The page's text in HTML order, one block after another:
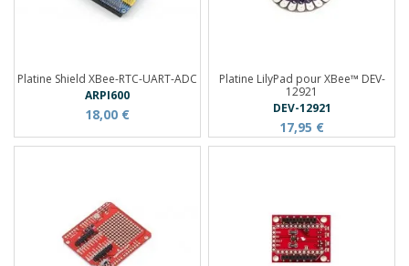
Platine Shield XBee-RTC-UART-ADC
ARPI600
18,00 €
Platine LilyPad pour XBee™ DEV-
12921
DEV-12921
17,95 €